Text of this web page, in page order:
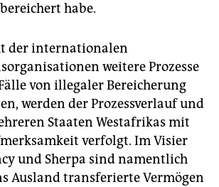
habe.
der internationalen
weitere Prozesse
von illegaler Bereicherung
werden der Prozessverlauf und
Staaten Westafrikas mit
verfolgt. Im Visier
und Sherpa sind namentlich
Ausland transferierte Vermögen